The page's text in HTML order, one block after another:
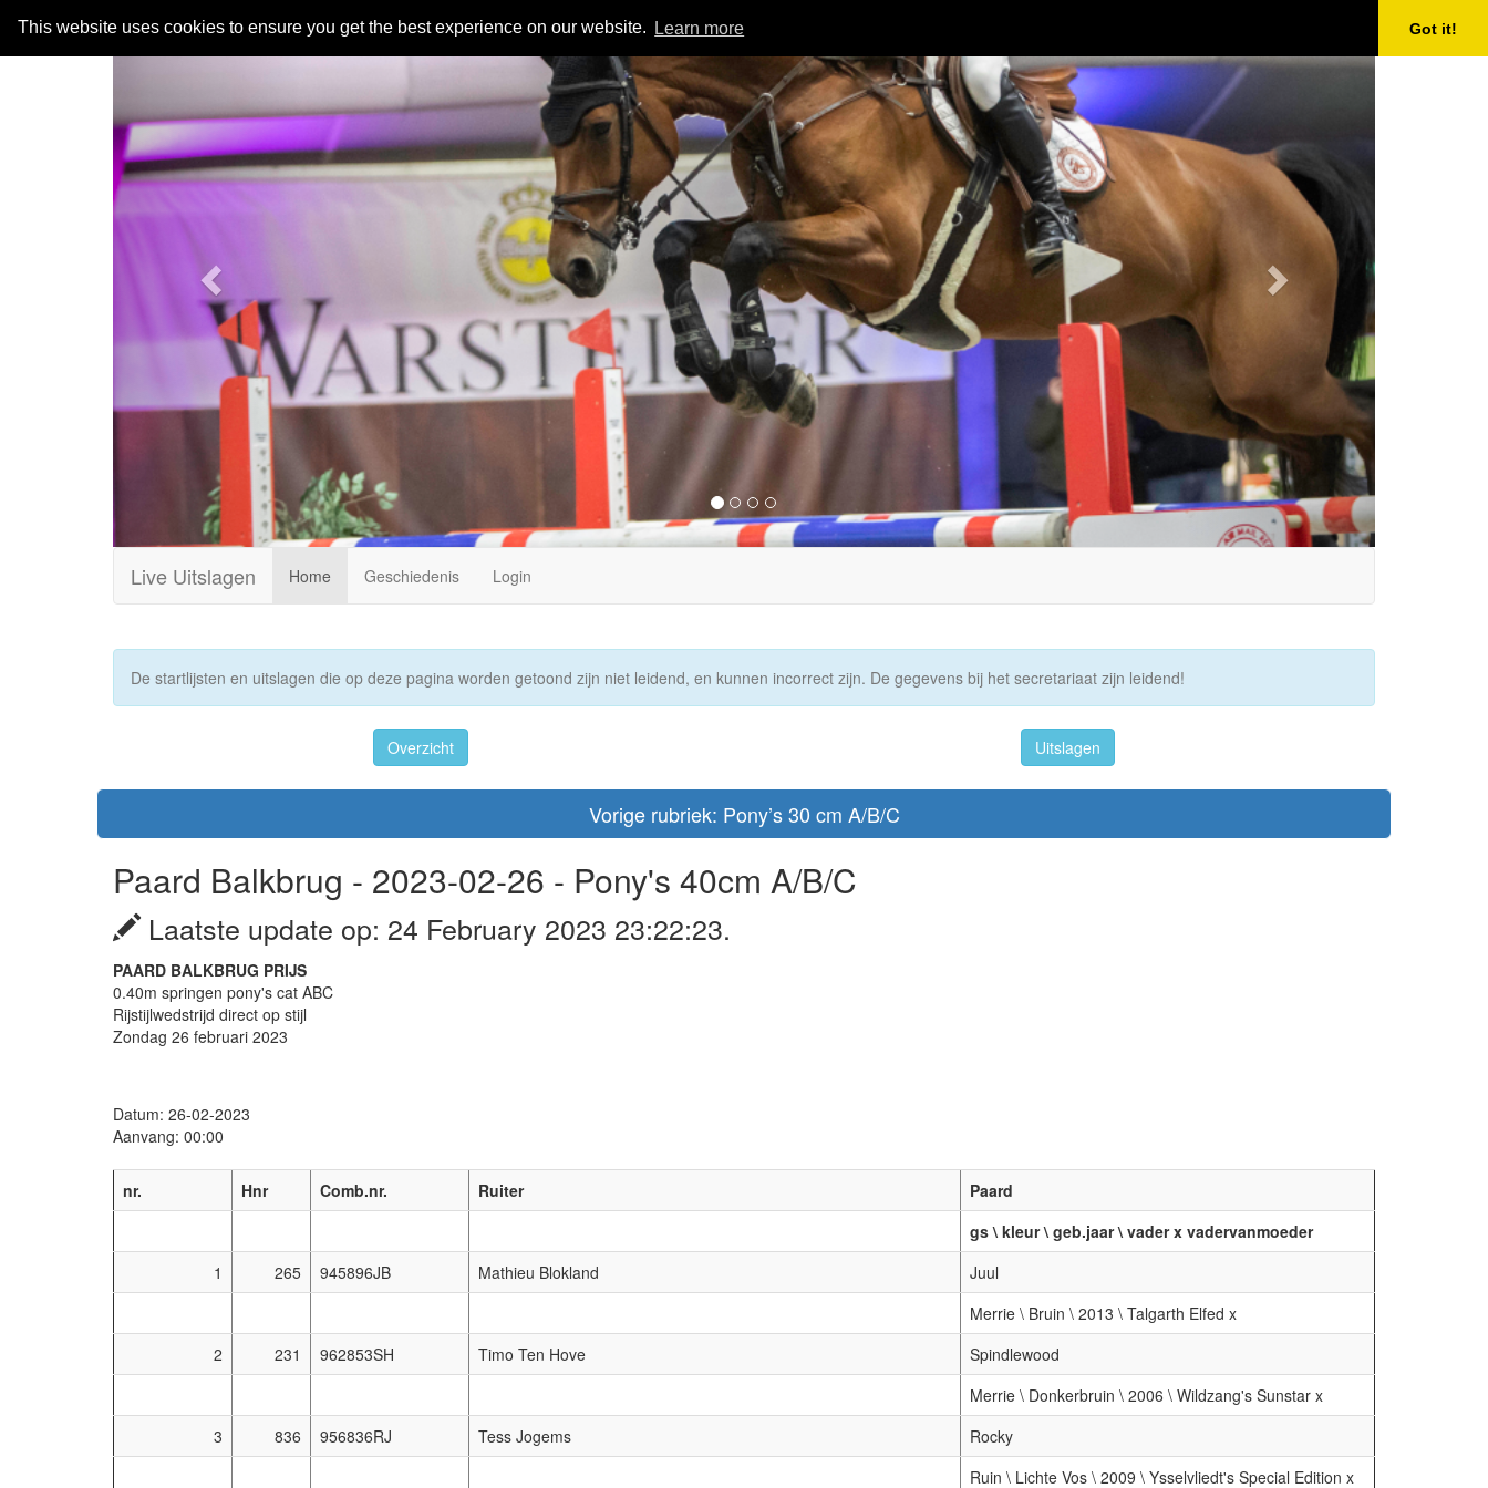
This website uses cookies to ensure you get the best experience on our website. Learn more Got it!
Previous
Live Uitslagen Home Geschiedenis Login
De startlijsten en uitslagen die op deze pagina worden getoond zijn niet leidend, en kunnen incorrect zijn. De gegevens bij het secretariaat zijn leidend!
Overzicht Uitslagen
Vorige rubriek: Pony’s 30 cm A/B/C
Paard Balkbrug - 2023-02-26 - Pony's 40cm A/B/C
Laatste update op: 24 February 2023 23:22:23.
PAARD BALKBRUG PRIJS
0.40m springen pony's cat ABC
Rijstijlwedstrijd direct op stijl
Zondag 26 februari 2023
Datum: 26-02-2023
Aanvang: 00:00
nr. Hnr Comb.nr. Ruiter
Paard
gs \ kleur \ geb.jaar \ vader x vadervanmoeder
1
265 945896JB Mathieu Blokland
Juul
Merrie \ Bruin \ 2013 \ Talgarth Elfed x
2
231 962853SH Timo Ten Hove
Spindlewood
Merrie \ Donkerbruin \ 2006 \ Wildzang's Sunstar x
3
836 956836RJ Tess Jogems
Rocky
Ruin \ Lichte Vos \ 2009 \ Ysselvliedt's Special Edition x